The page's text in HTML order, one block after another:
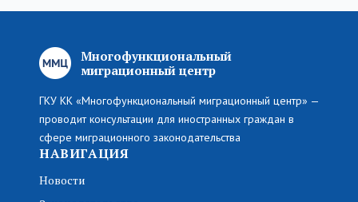
Многофункциональный
миграционный центр
ГКУ КК «Многофункциональный миграционный центр» —
проводит консультации для иностранных граждан в
сфере миграционного законодательства
НАВИГАЦИЯ
Новости